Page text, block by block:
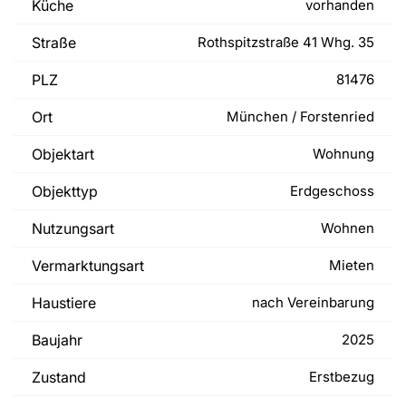
Küche vorhanden
Straße Rothspitzstraße 41 Whg. 35
PLZ 81476
Ort München / Forstenried
Objektart Wohnung
Objekttyp Erdgeschoss
Nutzungsart Wohnen
Vermarktungsart Mieten
Haustiere nach Vereinbarung
Baujahr 2025
Zustand Erstbezug